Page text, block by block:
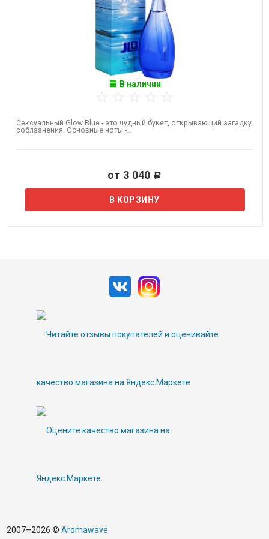
В наличии
Сексуальный ​Glow Blue - это чудный букет, открывающий загадку
соблазнения. Основные ноты -...
от 3 040 Р
2007–2026 © Aromawave